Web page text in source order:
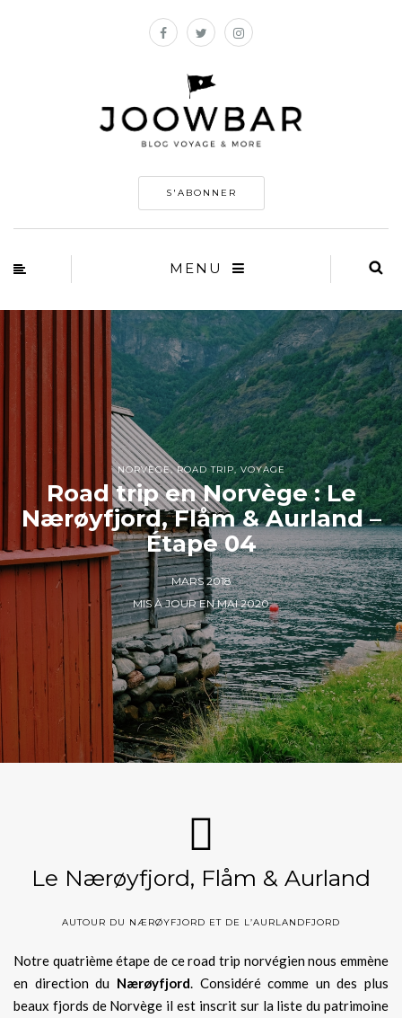
S'ABONNER
MENU
NORVÈGE,ROAD TRIP,VOYAGE
Road trip en Norvège : Le
Nærøyfjord, Flåm & Aurland –
Étape 04
MARS 2018
MIS À JOUR EN MAI 2020
Le Nærøyfjord, Flåm & Aurland
AUTOUR DU NÆRØYFJORD ET DE L’AURLANDFJORD
Notre quatrième étape de ce road trip norvégien nous emmène
en direction du Nærøyfjord . Considéré comme un des plus
beaux fjords de Norvège il est inscrit sur la liste du patrimoine